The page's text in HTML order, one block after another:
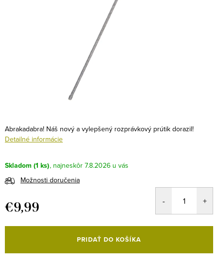
Abrakadabra! Náš nový a vylepšený rozprávkový prútik dorazil!
Detailné informácie
Skladom (1 ks)
7.8.2026
Možnosti doručenia
€9,99
cena:
PRIDAŤ DO KOŠÍKA